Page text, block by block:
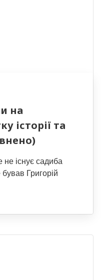
на
історії та
існує садиба
Григорій